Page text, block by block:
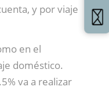
y por viaje
en el
doméstico.
va a realizar